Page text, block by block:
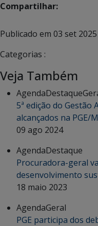
Compartilhar:
Publicado em 03 set 2025
Categorias :
Veja Também
AgendaDestaque
5ª edição do
alcançados na PGE/
09 ago 2024
AgendaDestaque
Procuradora-geral
desenvolvimento
18 maio 2023
AgendaGeral
PGE participa dos